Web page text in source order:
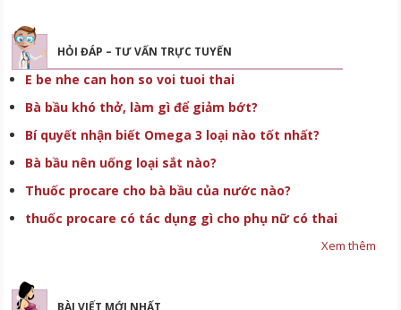
HỎI ĐÁP – TƯ VẤN TRỰC TUYẾN
E be nhe can hon so voi tuoi thai
Bà bầu khó thở, làm gì để giảm bớt?
Bí quyết nhận biết Omega 3 loại nào tốt nhất?
Bà bầu nên uống loại sắt nào?
Thuốc procare cho bà bầu của nước nào?
thuốc procare có tác dụng gì cho phụ nữ có thai
Xem thêm